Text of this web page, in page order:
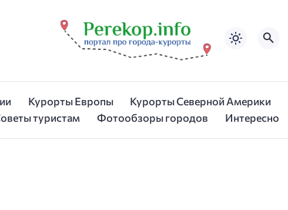
Курорты Европы Курорты Северной Америки
туристам
Фотообзоры городов Интересно